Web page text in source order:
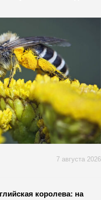
7 августа 2026
королева: на